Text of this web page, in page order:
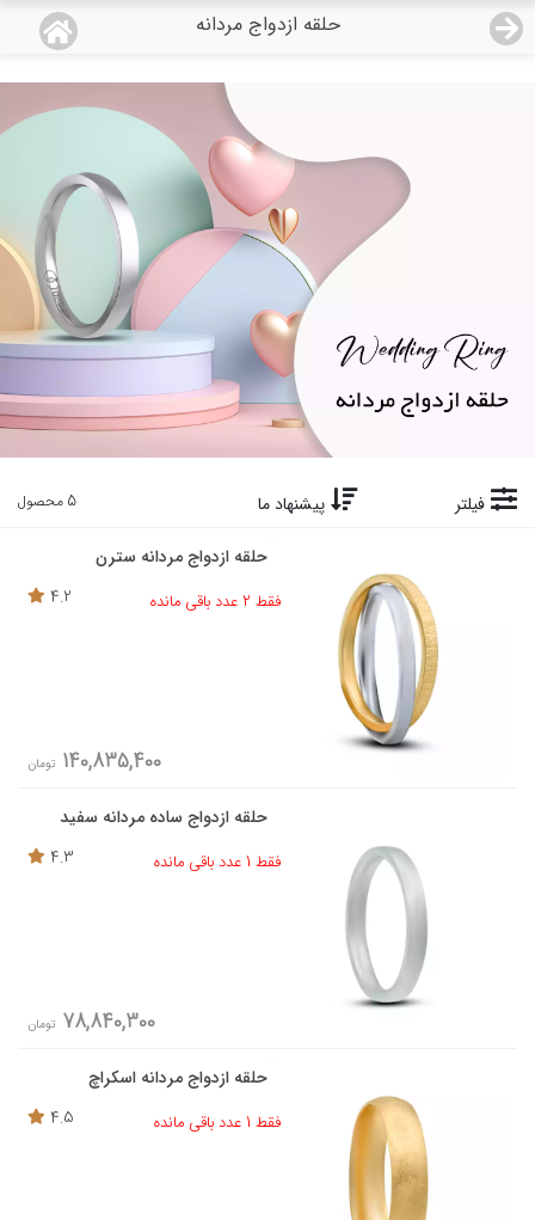
حلقه ازدواج مردانه
منو
دسته بندی محصولات
درباره ما
تماس با ما
فیلتر پیشنهاد ما 5 محصول
حلقه ازدواج مردانه سترن
فقط 2 عدد باقی مانده
4.2
140,835,400 تومان
حلقه ازدواج ساده مردانه سفید
فقط 1 عدد باقی مانده
4.3
78,840,300 تومان
حلقه ازدواج مردانه اسکراچ
فقط 1 عدد باقی مانده
4.5